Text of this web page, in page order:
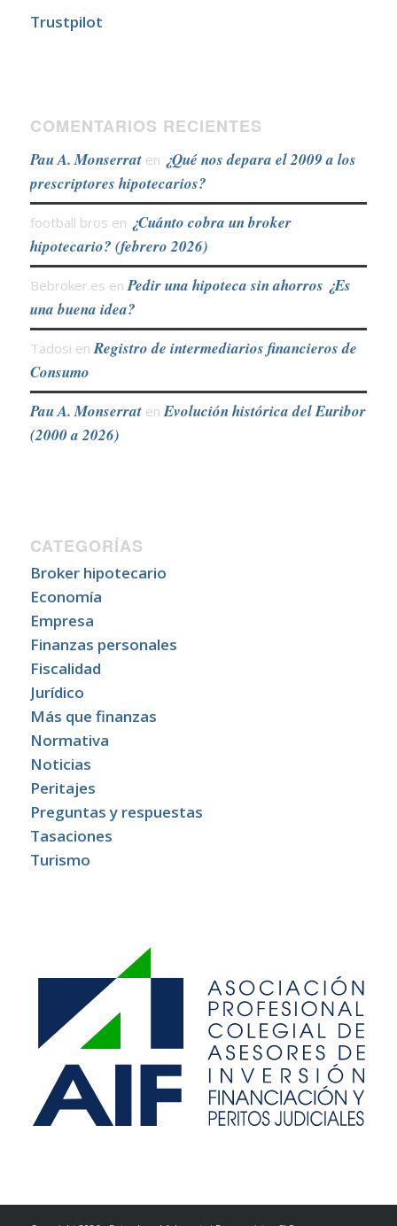
Trustpilot
COMENTARIOS RECIENTES
Pau A. Monserraten ¿Qué nos depara el 2009 a los
prescriptores hipotecarios?
football bros en ¿Cuánto cobra un broker
hipotecario? (febrero 2026)
Bebroker.es en Pedir una hipoteca sin ahorros ¿Es
una buena idea?
Tadosi en Registro de intermediarios financieros de
Consumo
Pau A. Monserraten Evolución histórica del Euribor
(2000 a 2026)
CATEGORÍAS
Broker hipotecario
Economía
Empresa
Finanzas personales
Fiscalidad
Jurídico
Más que finanzas
Normativa
Noticias
Peritajes
Preguntas y respuestas
Tasaciones
Turismo